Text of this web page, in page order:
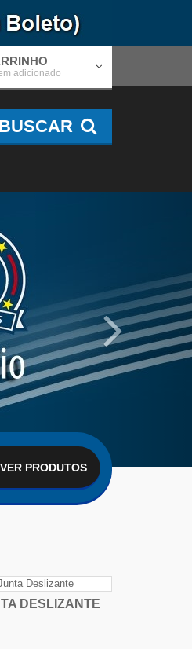
adicionado
BUSCAR
VER PRODUTOS
DESLIZANTE